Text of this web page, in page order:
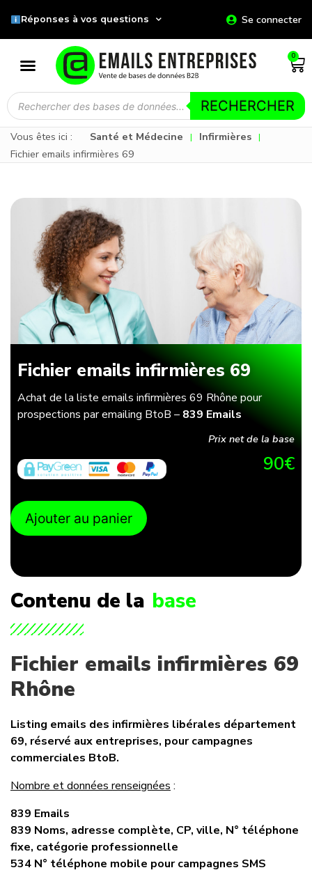
Réponses à vos questions Se connecter
0
RECHERCHER
Vous êtes ici : Santé et Médecine | Infirmières |
Fichier emails infirmières 69
Fichier emails infirmières 69
Achat de la liste emails infirmières 69 Rhône pour
prospections par emailing BtoB – 839 Emails
Prix net de la base
90€
Ajouter au panier
Contenu de la base
Fichier emails infirmières 69
Rhône
Listing emails des infirmières libérales département
69, réservé aux entreprises, pour campagnes
commerciales BtoB.
Nombre et données renseignées :
839 Emails
839 Noms, adresse complète, CP, ville, N° téléphone
fixe, catégorie professionnelle
534 N° téléphone mobile pour campagnes SMS